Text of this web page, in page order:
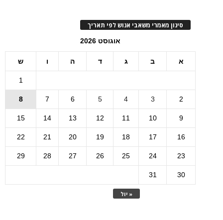
סינון מאמרי משאבי אנוש לפי תאריך
אוגוסט 2026
א ב ג ד ה ו ש
« יול
1
2
3
4
5
6
7
8
9
10
11
12
13
14
15
16
17
18
19
20
21
22
23
24
25
26
27
28
29
30
31